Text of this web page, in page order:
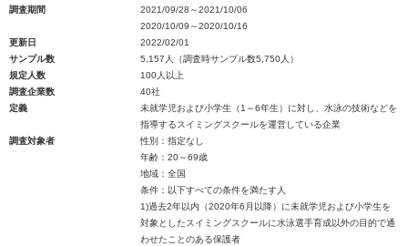
調査期間
2021/09/28～2021/10/06
2020/10/09～2020/10/16
更新日
2022/02/01
サンプル数
5,157人（調査時サンプル数5,750人）
規定人数
100人以上
調査企業数
40社
定義
未就学児および小学生（1～6年生）に対し、水泳の技術などを
指導するスイミングスクールを運営している企業
調査対象者
性別：指定なし
年齢：20～69歳
地域：全国
条件：以下すべての条件を満たす人
1)過去2年以内（2020年6月以降）に未就学児および小学生を
対象としたスイミングスクールに水泳選手育成以外の目的で通
わせたことのある保護者